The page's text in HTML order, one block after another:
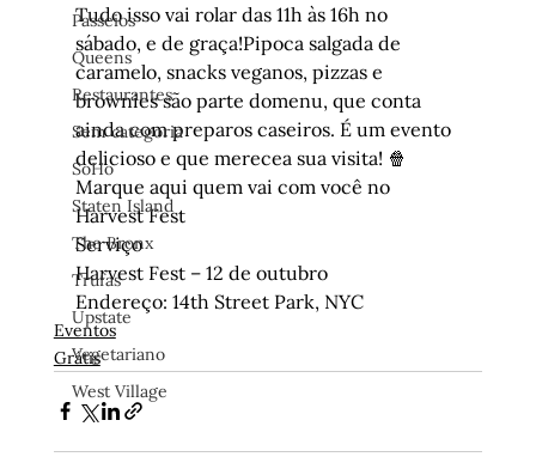
Passeios
Queens
Restaurantes
Sem categoria
SoHo
Staten Island
The Bronx
Trufas
Upstate
Vegetariano
West Village
Tudo isso vai rolar das 11h às 16h no
sábado, e de graça!Pipoca salgada de
caramelo, snacks veganos, pizzas e
brownies são parte domenu, que conta
ainda com preparos caseiros. É um evento
delicioso e que merecea sua visita! 🍿
Marque aqui quem vai com você no
Harvest Fest
Serviço
Harvest Fest – 12 de outubro
Endereço: 14th Street Park, NYC
Eventos
Grátis